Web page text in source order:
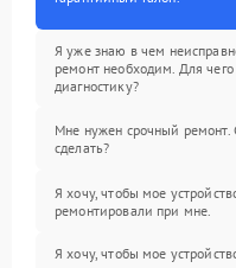
Я уже знаю в чем
ремонт необходим. Для чего
диагностику?
Мне нужен срочный ремонт.
сделать?
Я хочу, чтобы мое
ремонтировали при мне.
Я хочу, чтобы мое